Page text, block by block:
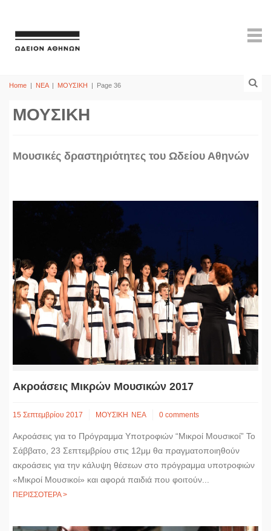
Home | ΝΕΑ | ΜΟΥΣΙΚΗ | Page 36
ΜΟΥΣΙΚΗ
Mουσικές δραστηριότητες του Ωδείου Αθηνών
Ακροάσεις Μικρών Μουσικών 2017
15 Σεπτεμβρίου 2017 ΜΟΥΣΙΚΗ ΝΕΑ 0 comments
Ακροάσεις για το Πρόγραμμα Υποτροφιών “Μικροί Μουσικοί” Το
Σάββατο, 23 Σεπτεμβρίου στις 12μμ θα πραγματοποιηθούν
ακροάσεις για την κάλυψη θέσεων στο πρόγραμμα υποτροφιών
«Μικροί Μουσικοί» και αφορά παιδιά που φοιτούν...
ΠΕΡΙΣΣΟΤΕΡΑ >